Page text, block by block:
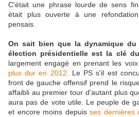
C'était une phrase lourde de sens
était plus ouverte à une
pensais.
On sait bien que la dynamique
élection présidentielle est la clé
largement engagé en prenant les
plus dur en 2012.
Le PS s'il est
front de gauche offensif prend le
affaibli au premier tour d'autant plus
aura pas de vote utile. Le peuple de
et encore moins depuis ses dernières